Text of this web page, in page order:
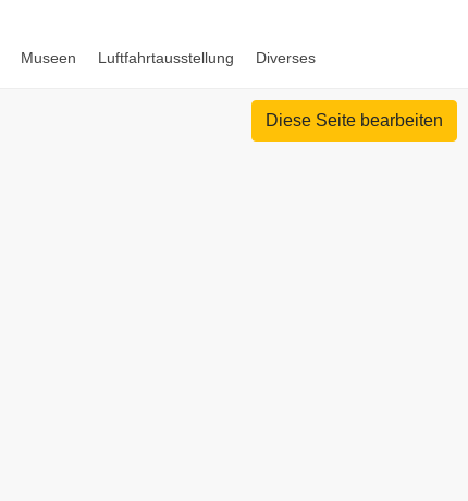
Museen Luftfahrtausstellung Diverses
Diese Seite bearbeiten